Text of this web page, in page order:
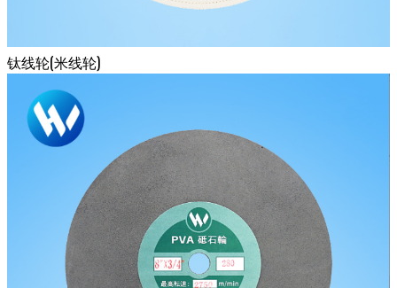
钛线轮(米线轮)